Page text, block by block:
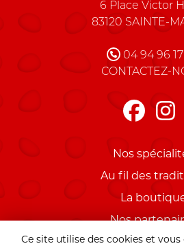
Ce site utilise des cookies et
6 Place Victor
83120 SAINTE-
04 94 96
CONTACTEZ-
Nos
Au fil des
La
Nos
Mentions